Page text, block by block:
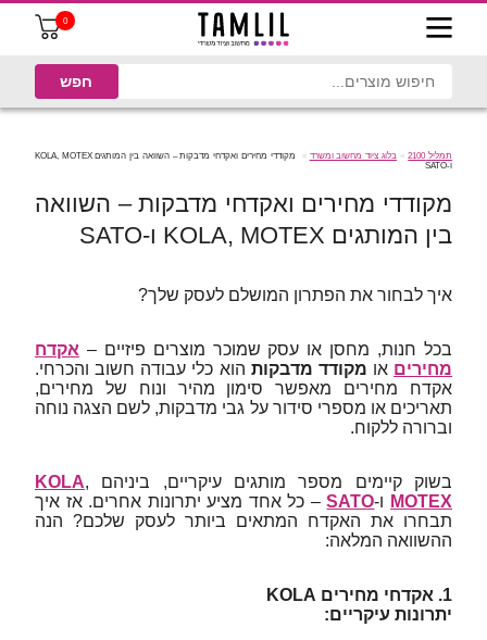
0
תמליל 2100 בלוג ציוד מחשוב ומשרד
מקודדי מחירים ואקדחי מדבקות – השוואה בין המותגים KOLA, MOTEX
ו‑SATO
מקודדי מחירים ואקדחי מדבקות – השוואה
בין המותגים KOLA, MOTEX ו‑SATO
איך לבחור את הפתרון המושלם לעסק שלך?
בכל חנות, מחסן או עסק שמוכר מוצרים פיזיים – אקדח
מחירים או מקודד מדבקות הוא כלי עבודה חשוב והכרחי.
אקדח מחירים מאפשר סימון מהיר ונוח של מחירים,
תאריכים או מספרי סידור על גבי מדבקות, לשם הצגה נוחה
וברורה ללקוח.
בשוק קיימים מספר מותגים עיקריים, ביניהם KOLA,
MOTEX ו‑SATO– כל אחד מציע יתרונות אחרים. אז איך
תבחרו את האקדח המתאים ביותר לעסק שלכם? הנה
ההשוואה המלאה:
1. אקדחי מחירים KOLA
יתרונות עיקריים: